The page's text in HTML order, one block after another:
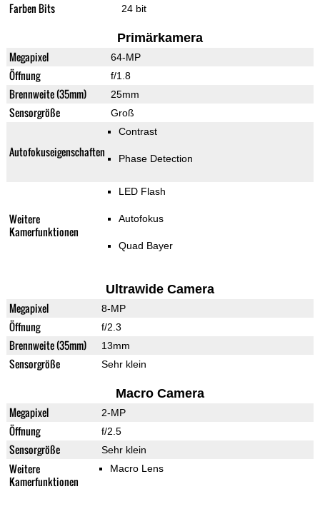
Farben Bits 24 bit
Primärkamera
Megapixel 64-MP
Öffnung f/1.8
Brennweite (35mm) 25mm
Sensorgröße Groß
Autofokuseigenschaften
Contrast
Phase Detection
Weitere
Kamerfunktionen
LED Flash
Autofokus
Quad Bayer
Ultrawide Camera
Megapixel 8-MP
Öffnung f/2.3
Brennweite (35mm) 13mm
Sensorgröße Sehr klein
Macro Camera
Megapixel 2-MP
Öffnung f/2.5
Sensorgröße Sehr klein
Weitere
Kamerfunktionen
Macro Lens